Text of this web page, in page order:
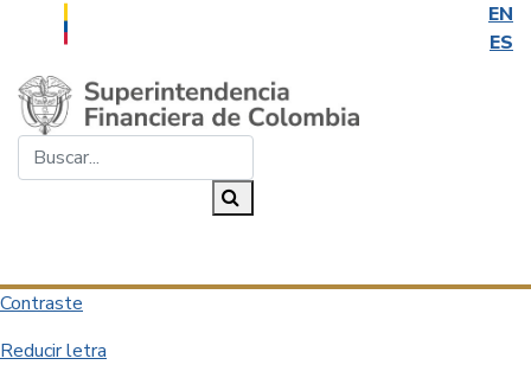
EN
ES
Saltar al contenido principal
Contraste
Reducir letra